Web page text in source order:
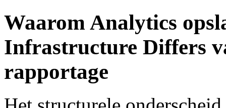
Waarom Analytics
Infrastructure Differs
rapportage